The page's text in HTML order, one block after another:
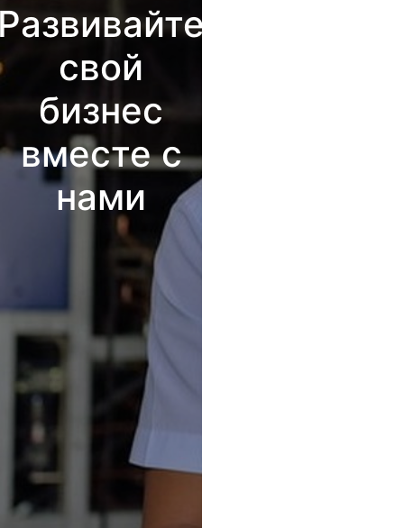
свой
бизнес
вместе с
нами